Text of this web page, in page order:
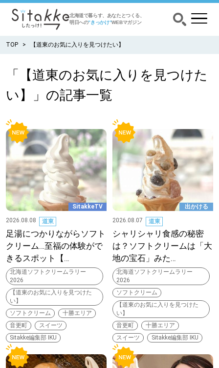
北海道で暮らす、あなたとつくる、
明日への”きっかけ”WEBマガジン
CATEGORY カテゴリー
出かける
暮らす
みがく
育む
深める
ゆるむ
SitakkeTV
LOCAL ローカルエリア
all
TOP 【道東のお気に入りを見つけたい】
「【道東のお気に入りを見つけた
い】」の記事一覧
SitakkeTV
2026.08.08
道東
足湯につかりながらソフト
クリーム…至福の体験がで
きるスポット【…
北海道ソフトクリームラリー
2026
【道東のお気に入りを見つけた
い】
ソフトクリーム
十勝エリア
音更町
スイーツ
Sitakke編集部 IKU
出かける
2026.08.07
道東
シャリシャリ食感の秘密
は？ソフトクリームは「大
地の宝石」みた…
北海道ソフトクリームラリー
2026
ソフトクリーム
【道東のお気に入りを見つけた
い】
音更町
十勝エリア
スイーツ
Sitakke編集部 IKU